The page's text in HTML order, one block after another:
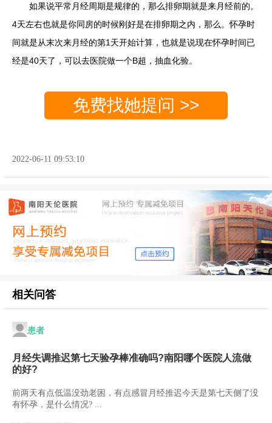
如果说平常月经周期是规律的，那么排卵期就是来月经前的。
4天左右也就是你同房的时候刚好是在排卵期之内，那么。怀孕时
间就是从末次来月经的第1天开始计算，也就是说现在怀孕时间已
经是40天了，可以去医院做一个B超，抽血化验。
免费找她提问 >>
2022-06-11 09:53:10
相关问答
患者
月经失调推迟第七天验孕棒准确吗?南阳哪个医院人流做
的好?
前两天有点低温没劲老困，有点感冒月经推迟今天是第七天侧了没
有怀孕，是什么情况? ...